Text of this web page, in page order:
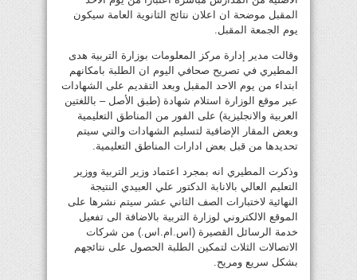
المقبل موضحة ان اعلان نتائج الثانوية العامة سيكون
يوم الجمعة المقبل.
وقالت مدير إدارة مركز المعلومات بوزارة التربية هدى
المطيري في تصريح صحافي اليوم ان الطلبة بامكانهم
ابتداء من يوم الاحد المقبل وبعد التقديم على الشهادات
عبر موقع الوزارة استلام شهادة (طبق الأصل – باللغتين
العربية والانجليزية) على الفور من المناطق التعليمية
وبعض المقار الإضافية لتسليم الشهادات والتي سيتم
تحديدها من قبل بعض ادارات المناطق التعليمية.
وذكرت المطيري انه بمجرد اعتماد وزير التربية ووزير
التعليم العالي بالانابة الدكتور علي العبيدي النتيجة
النهائية لاختبارات الصف الثاني عشر سيتم نشرها على
الموقع الالكتروني لوزارة التربية بالاضافة الى تفعيل
خدمة الرسائل القصيرة (اس.ام.اس.) من شركات
الاتصالات الثلاث لتمكين الطلبة الحصول على نتائجهم
بشكل سريع ومريح.